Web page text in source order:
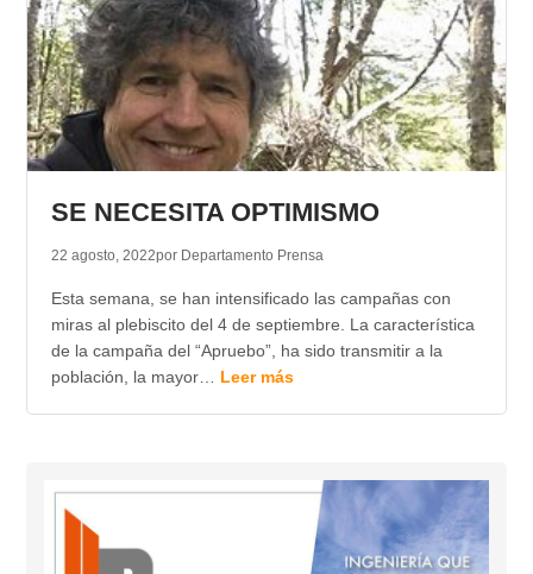
SE NECESITA OPTIMISMO
22 agosto, 2022por Departamento Prensa
Esta semana, se han intensificado las campañas con
miras al plebiscito del 4 de septiembre. La característica
de la campaña del “Apruebo”, ha sido transmitir a la
población, la mayor… Leer más